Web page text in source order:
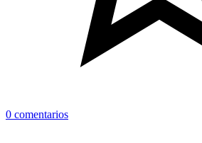
0 comentarios